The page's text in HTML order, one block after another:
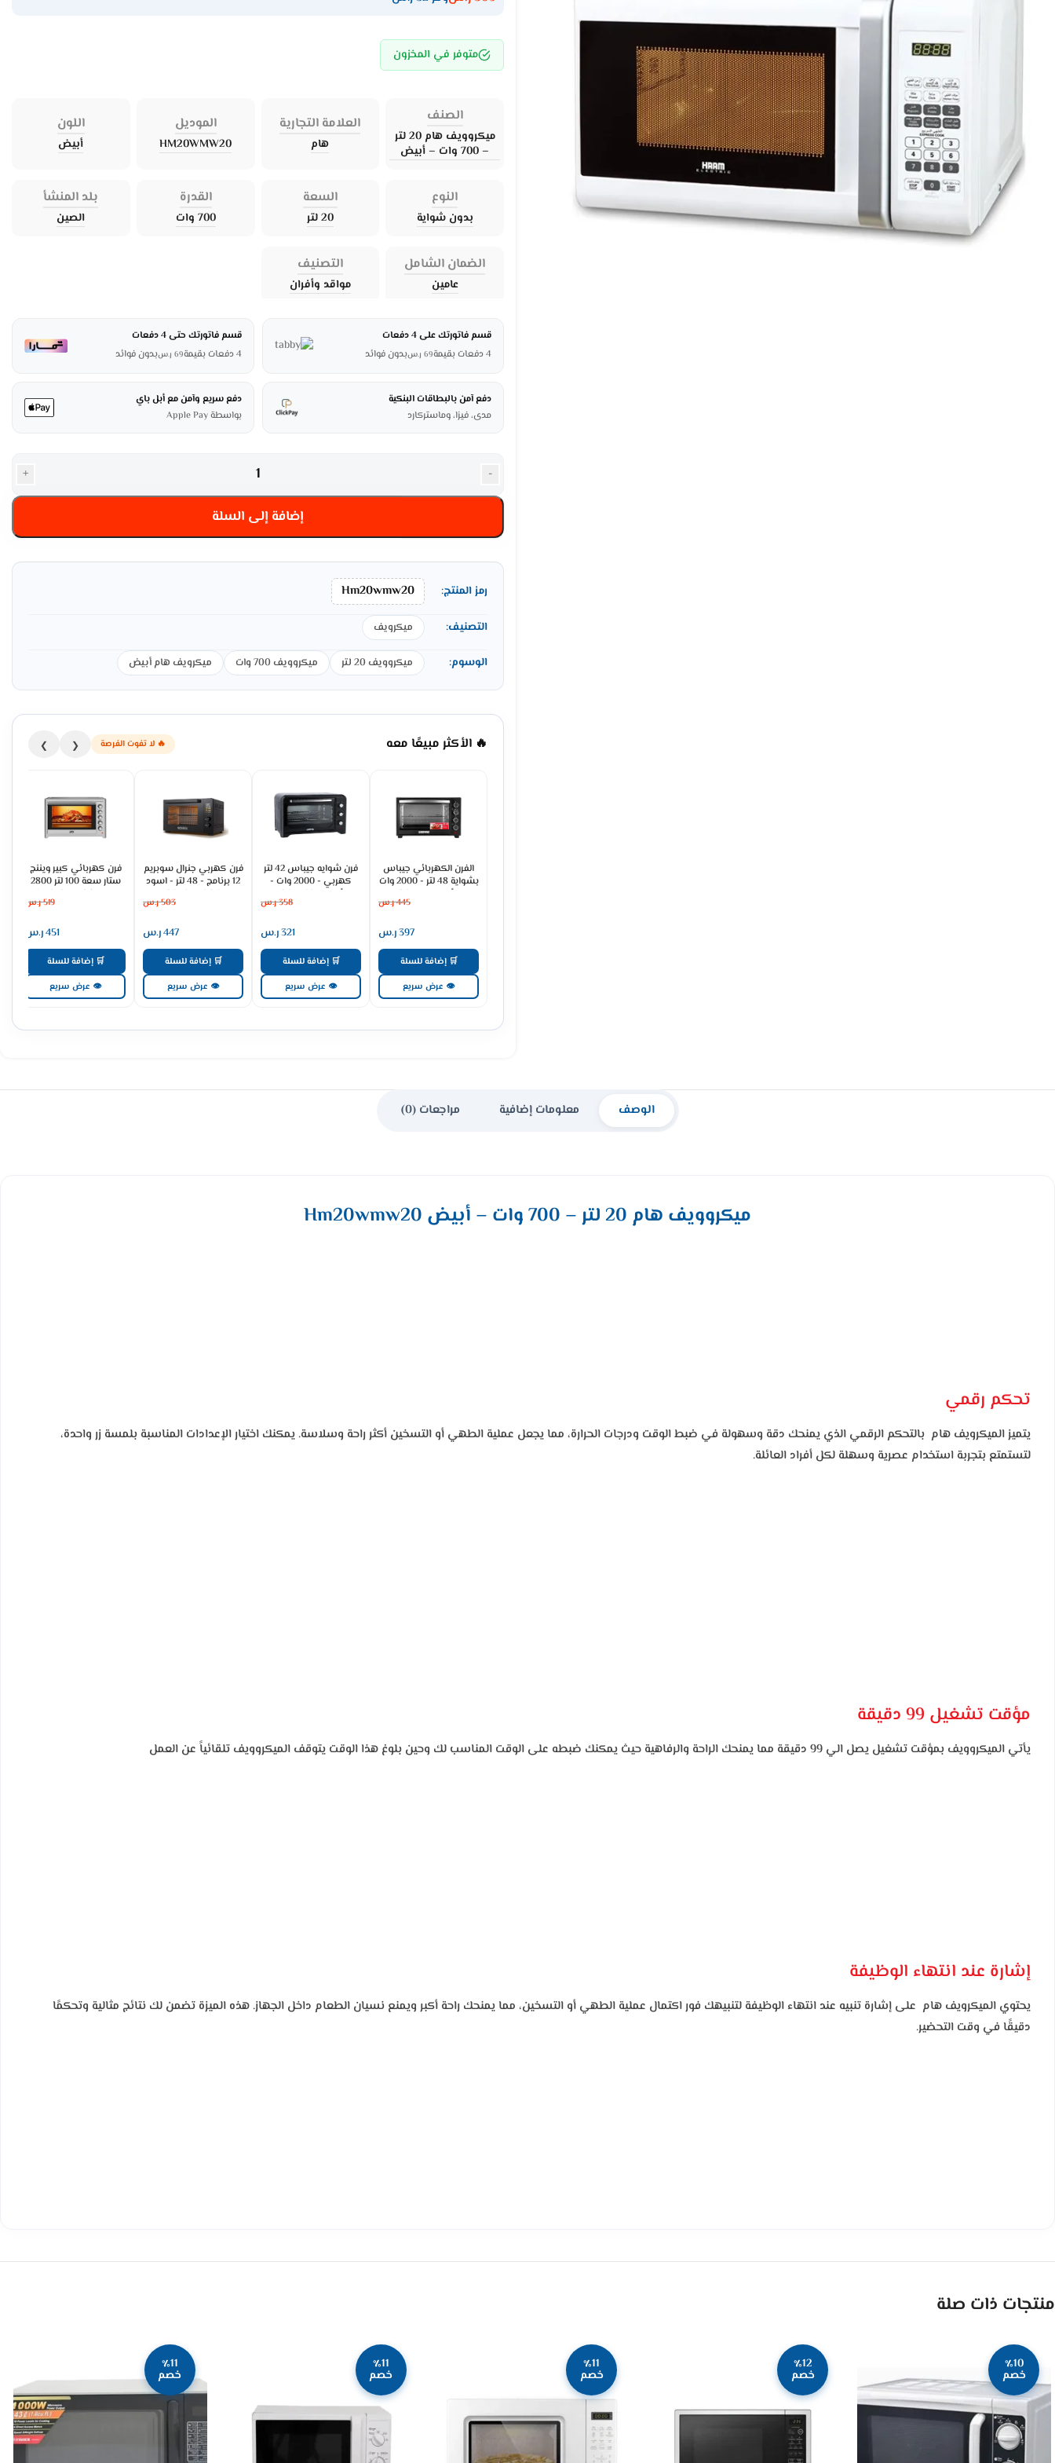
متوفر في المخزون
الصنف
ميكروويف هام 20 لتر
– 700 وات – أبيض
العلامة التجارية
هام
الموديل
HM20WMW20
اللون
أبيض
النوع
بدون شواية
السعة
20 لتر
القدرة
700 وات
بلد المنشأ
الصين
الضمان الشامل
عامين
التصنيف
مواقد وأفران
قسم فاتورتك على 4 دفعات
4 دفعات بقيمة
69 ر.سبدون فوائد
قسم فاتورتك حتى 4 دفعات
4 دفعات بقيمة
69 ر.سبدون فوائد
دفع آمن بالبطاقات البنكية
مدى، فيزا، وماستركارد
دفع سريع وآمن مع أبل باي
بواسطة Apple Pay
-
+
إضافة إلى السلة
رمز المنتج: Hm20wmw20
التصنيف: ميكرويف
الوسوم: ميكروويف 20 لتر ميكروويف 700 وات ميكرويف هام أبيض
🔥 الأكثر مبيعًا معه 🔥 لا تفوت الفرصة ❮
❯
الفرن الكهربائي جيباس
بشواية 48 لتر - 2000 وات
- أسود GO4451
445ر.س
397ر.س
🛒 إضافة للسلة
👁 عرض سريع
فرن شوايه جيباس 42 لتر
كهربي - 2000 وات -
أسود GO34024
358ر.س
321ر.س
🛒 إضافة للسلة
👁 عرض سريع
فرن كهربي جنرال سوبريم
12 برنامج - 48 لتر - اسود
GSEOD48GQ
503ر.س
447ر.س
🛒 إضافة للسلة
👁 عرض سريع
فرن كهربائي كبير ويننج
ستار سعة 100 لتر 2800
واط , فضي ST-9795
519ر.س
451ر.س
🛒 إضافة للسلة
👁 عرض سريع
الوصف معلومات إضافية مراجعات (0)
ميكروويف هام 20 لتر – 700 وات – أبيض Hm20wmw20
تحكم رقمي
يتميز الميكرويف هام بالتحكم الرقمي الذي يمنحك دقة وسهولة في ضبط الوقت ودرجات الحرارة، مما يجعل عملية الطهي أو التسخين أكثر راحة وسلاسة. يمكنك اختيار الإعدادات المناسبة بلمسة زر واحدة،
لتستمتع بتجربة استخدام عصرية وسهلة لكل أفراد العائلة.
مؤقت تشغيل 99 دقيقة
يأتي الميكروويف بمؤقت تشغيل يصل الي 99 دقيقة مما يمنحك الراحة والرفاهية حيث يمكنك ضبطه على الوقت المناسب لك وحين بلوغ هذا الوقت يتوقف الميكروويف تلقائياً عن العمل
إشارة عند انتهاء الوظيفة
يحتوي الميكرويف هام على إشارة تنبيه عند انتهاء الوظيفة لتنبيهك فور اكتمال عملية الطهي أو التسخين، مما يمنحك راحة أكبر ويمنع نسيان الطعام داخل الجهاز. هذه الميزة تضمن لك نتائج مثالية وتحكمًا
دقيقًا في وقت التحضير.
منتجات ذات صلة
٪10
خصم
٪12
خصم
٪11
خصم
٪11
خصم
٪11
خصم